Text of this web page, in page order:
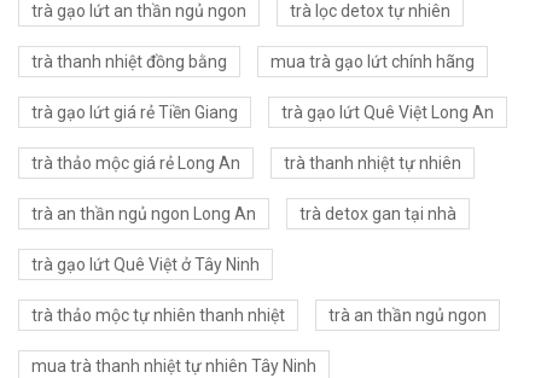
trà gạo lứt an thần ngủ ngon trà lọc detox tự nhiên
trà thanh nhiệt đồng bằng mua trà gạo lứt chính hãng
trà gạo lứt giá rẻ Tiền Giang trà gạo lứt Quê Việt Long An
trà thảo mộc giá rẻ Long An trà thanh nhiệt tự nhiên
trà an thần ngủ ngon Long An trà detox gan tại nhà
trà gạo lứt Quê Việt ở Tây Ninh
trà thảo mộc tự nhiên thanh nhiệt trà an thần ngủ ngon
mua trà thanh nhiệt tự nhiên Tây Ninh